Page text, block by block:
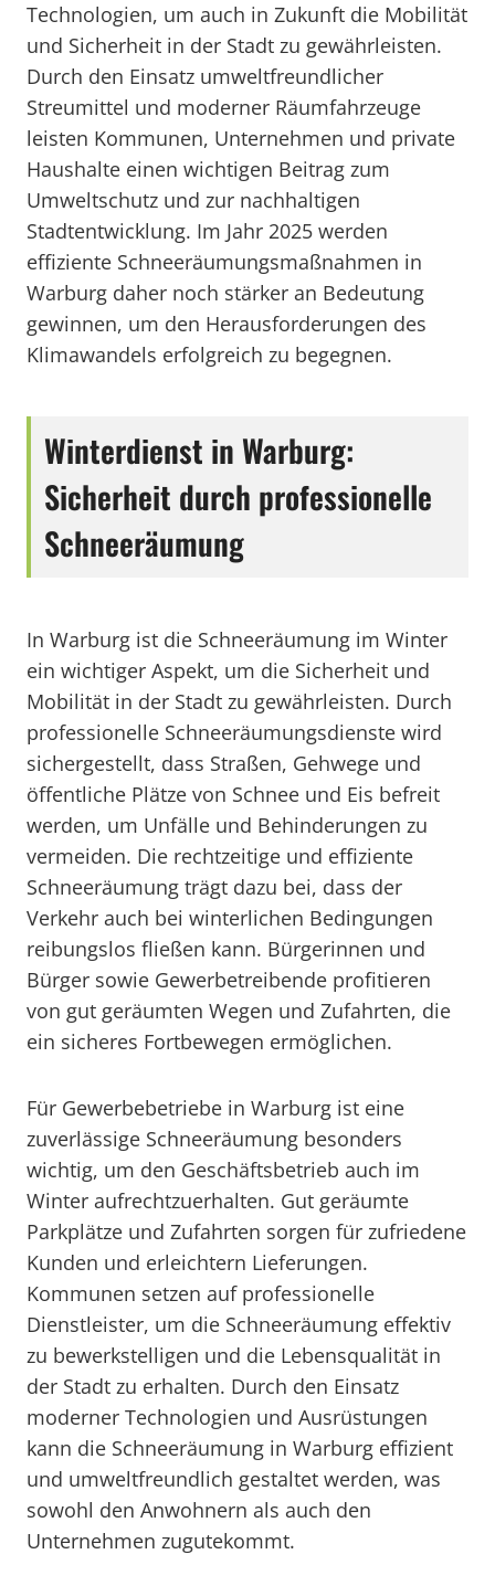
Technologien, um auch in Zukunft die Mobilität
und Sicherheit in der Stadt zu gewährleisten.
Durch den Einsatz umweltfreundlicher
Streumittel und moderner Räumfahrzeuge
leisten Kommunen, Unternehmen und private
Haushalte einen wichtigen Beitrag zum
Umweltschutz und zur nachhaltigen
Stadtentwicklung. Im Jahr 2025 werden
effiziente Schneeräumungsmaßnahmen in
Warburg daher noch stärker an Bedeutung
gewinnen, um den Herausforderungen des
Klimawandels erfolgreich zu begegnen.
Winterdienst in Warburg:
Sicherheit durch professionelle
Schneeräumung
In Warburg ist die Schneeräumung im Winter
ein wichtiger Aspekt, um die Sicherheit und
Mobilität in der Stadt zu gewährleisten. Durch
professionelle Schneeräumungsdienste wird
sichergestellt, dass Straßen, Gehwege und
öffentliche Plätze von Schnee und Eis befreit
werden, um Unfälle und Behinderungen zu
vermeiden. Die rechtzeitige und effiziente
Schneeräumung trägt dazu bei, dass der
Verkehr auch bei winterlichen Bedingungen
reibungslos fließen kann. Bürgerinnen und
Bürger sowie Gewerbetreibende profitieren
von gut geräumten Wegen und Zufahrten, die
ein sicheres Fortbewegen ermöglichen.
Für Gewerbebetriebe in Warburg ist eine
zuverlässige Schneeräumung besonders
wichtig, um den Geschäftsbetrieb auch im
Winter aufrechtzuerhalten. Gut geräumte
Parkplätze und Zufahrten sorgen für zufriedene
Kunden und erleichtern Lieferungen.
Kommunen setzen auf professionelle
Dienstleister, um die Schneeräumung effektiv
zu bewerkstelligen und die Lebensqualität in
der Stadt zu erhalten. Durch den Einsatz
moderner Technologien und Ausrüstungen
kann die Schneeräumung in Warburg effizient
und umweltfreundlich gestaltet werden, was
sowohl den Anwohnern als auch den
Unternehmen zugutekommt.